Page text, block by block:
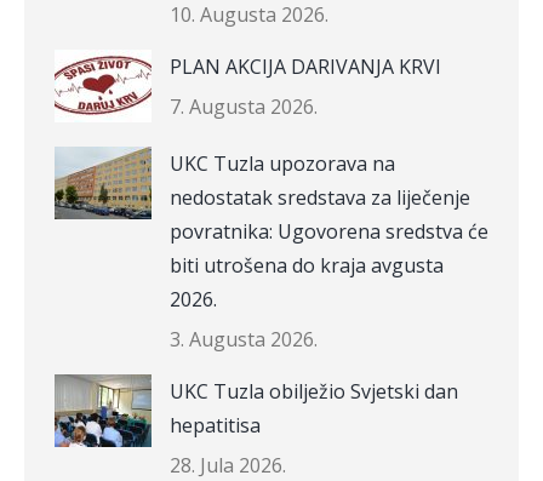
10. Augusta 2026.
PLAN AKCIJA DARIVANJA KRVI
7. Augusta 2026.
UKC Tuzla upozorava na
nedostatak sredstava za liječenje
povratnika: Ugovorena sredstva će
biti utrošena do kraja avgusta
2026.
3. Augusta 2026.
UKC Tuzla obilježio Svjetski dan
hepatitisa
28. Jula 2026.